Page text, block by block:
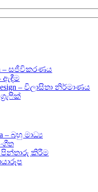
– සජීවිකරණය
ඇඳීම
– විලාසිතා නිර්මාණය
– බහු මාධ්‍ය
පින්තාරු කිරීම